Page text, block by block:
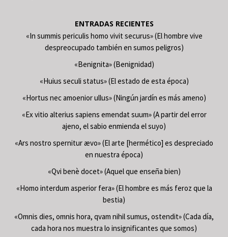
ENTRADAS RECIENTES
«In summis periculis homo vivit securus» (El hombre vive
despreocupado también en sumos peligros)
«Benignita» (Benignidad)
«Huius seculi status» (El estado de esta época)
«Hortus nec amoenior ullus» (Ningún jardín es más ameno)
«Ex vitio alterius sapiens emendat suum» (A partir del error
ajeno, el sabio enmienda el suyo)
«Ars nostro spernitur ævo» (El arte [hermético] es despreciado
en nuestra época)
«Qvi benè docet» (Aquel que enseña bien)
«Homo interdum asperior fera» (El hombre es más feroz que la
bestia)
«Omnis dies, omnis hora, qvam nihil sumus, ostendit» (Cada día,
cada hora nos muestra lo insignificantes que somos)